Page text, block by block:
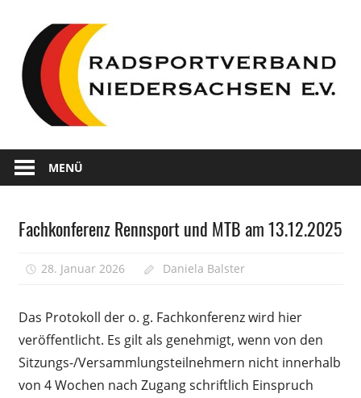
springen
Radsportverband
Niedersachsen
sind
Radsport
Niedersachsen
MENÜ
Amtliche
Fachkonferenz Rennsport und MTB am 13.12.2025
28. Januar 2026 Daniela Balster
und
MTB
Das Protokoll der o. g. Fachkonferenz wird hier
veröffentlicht. Es gilt als genehmigt, wenn von den
Sitzungs-/Versammlungsteilnehmern nicht innerhalb
von 4 Wochen nach Zugang schriftlich Einspruch